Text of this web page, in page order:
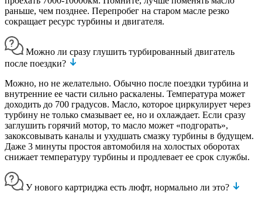
раньше, чем позднее. Перепробег на старом масле резко
сокращает ресурс турбины и двигателя.
Можно ли сразу глушить турбированный двигатель
после поездки?
Можно, но не желательно. Обычно после поездки турбина и
внутренние ее части сильно раскалены. Температура может
доходить до 700 градусов. Масло, которое циркулирует через
турбину не только смазывает ее, но и охлаждает. Если сразу
заглушить горячий мотор, то масло может «подгорать»,
закоксовывать каналы и ухудшать смазку турбины в будущем.
Даже 3 минуты простоя автомобиля на холостых оборотах
снижает температуру турбины и продлевает ее срок службы.
У нового картриджа есть люфт, нормально ли это?